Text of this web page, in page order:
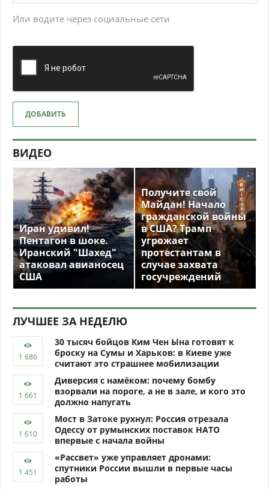
Или водите через социальные сети
ДОБАВИТЬ
ВИДЕО
Иран удивил!
Пентагон в шоке.
Иранский "Шахед"
атаковал авианосец
США
Получите свой
Майдан! Начало
гражданской войны
в США? Трамп
угрожает
протестантам в
случае захвата
госучреждений
ЛУЧШЕЕ ЗА НЕДЕЛЮ
30 тысяч бойцов Ким Чен Ына готовят к
броску на Сумы и Харьков: в Киеве уже
считают это страшнее мобилизации
Диверсия с намёком: почему бомбу
взорвали на пороге, а не в зале, и кого это
должно напугать
Мост в Затоке рухнул: Россия отрезала
Одессу от румынских поставок НАТО
впервые с начала войны
«Рассвет» уже управляет дронами:
спутники России вышли в первые часы
работы